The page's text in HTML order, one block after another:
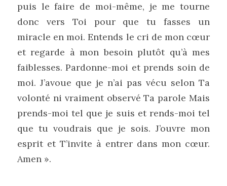
puis le faire de moi-même, je me tourne
donc vers Toi pour que tu fasses un
miracle en moi. Entends le cri de mon cœur
et regarde à mon besoin plutôt qu’à mes
faiblesses. Pardonne-moi et prends soin de
moi. J’avoue que je n’ai pas vécu selon Ta
volonté ni vraiment observé Ta parole Mais
prends-moi tel que je suis et rends-moi tel
que tu voudrais que je sois. J’ouvre mon
esprit et T’invite à entrer dans mon cœur.
Amen ».